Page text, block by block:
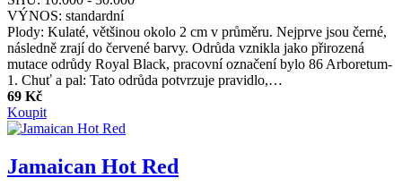
VÝNOS: standardní
Plody: Kulaté, většinou okolo 2 cm v průměru. Nejprve jsou černé,
následně zrají do červené barvy. Odrůda vznikla jako přirozená
mutace odrůdy Royal Black, pracovní označení bylo 86 Arboretum-
1. Chuť a pal: Tato odrůda potvrzuje pravidlo,…
69 Kč
Koupit
Jamaican Hot Red